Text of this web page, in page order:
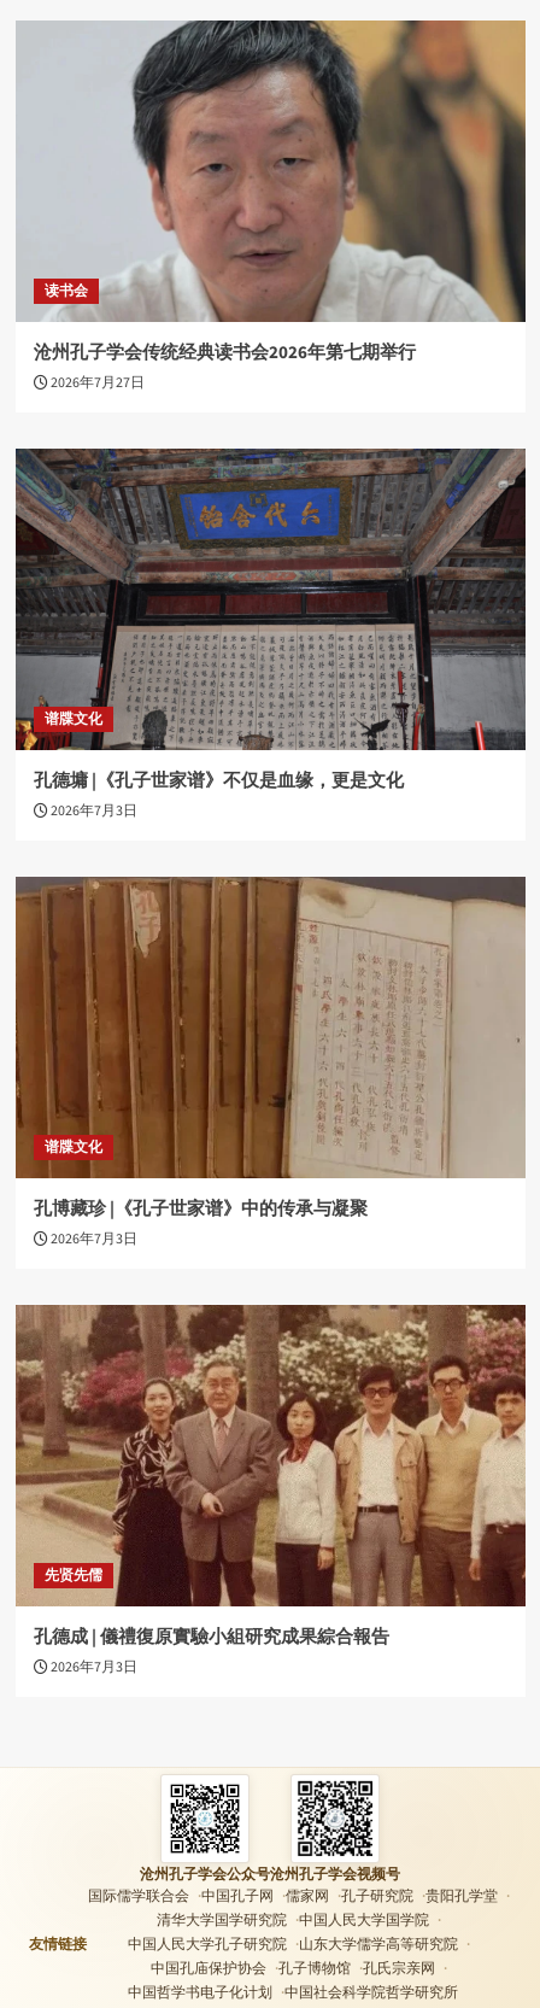
读书会
沧州孔子学会传统经典读书会2026年第七期举行
2026年7月27日
谱牒文化
孔德墉 |《孔子世家谱》不仅是血缘，更是文化
2026年7月3日
谱牒文化
孔博藏珍 |《孔子世家谱》中的传承与凝聚
2026年7月3日
先贤先儒
孔德成 | 儀禮復原實驗小組研究成果綜合報告
2026年7月3日
沧州孔子学会公众号沧州孔子学会视频号
友情链接
国际儒学联合会 中国孔子网 儒家网 孔子研究院
贵阳孔学堂
清华大学国学研究院
中国人民大学国学院
中国人民大学孔子研究院
山东大学儒学高等研究院
中国孔庙保护协会
孔子博物馆
孔氏宗亲网
中国哲学书电子化计划
中国社会科学院哲学研究所